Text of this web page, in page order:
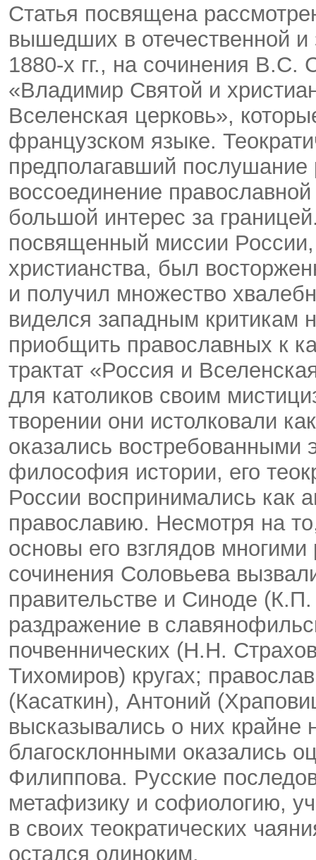
Статья посвящена
вышедших в отечественной
1880-х гг., на сочинения В.С.
«Владимир Святой и
Вселенская церковь»,
французском языке.
предполагавший послушание
воссоединение
большой интерес за
посвященный миссии
христианства, был
и получил множество
виделся западным критикам
приобщить православных к
трактат «Россия и
для католиков своим
творении они истолковали
оказались востребованными
философия истории, его
России воспринимались как
православию. Несмотря на
основы его взглядов
сочинения Соловьева
правительстве и Синоде
раздражение в
почвеннических (Н.Н.
Тихомиров) кругах;
(Касаткин), Антоний
высказывались о них крайне
благосклонными оказались
Филиппова. Русские
метафизику и софиологию,
в своих теократических
остался одиноким.